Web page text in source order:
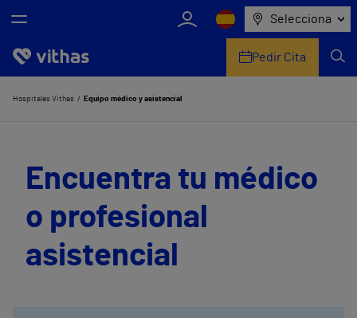
Selecciona
Nosotros
Servicios de salud
Equipo médico y asistencial
Información útil
Pedir Cita
Hospitales Vithas Equipo médico y asistencial
Encuentra tu médico
o profesional
asistencial